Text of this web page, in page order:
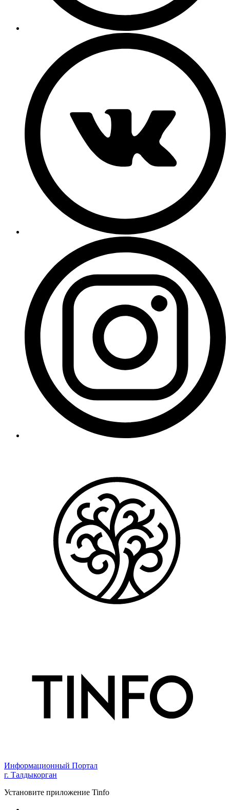
Информационный Портал
г. Талдыкорган
Установите приложение Tinfo